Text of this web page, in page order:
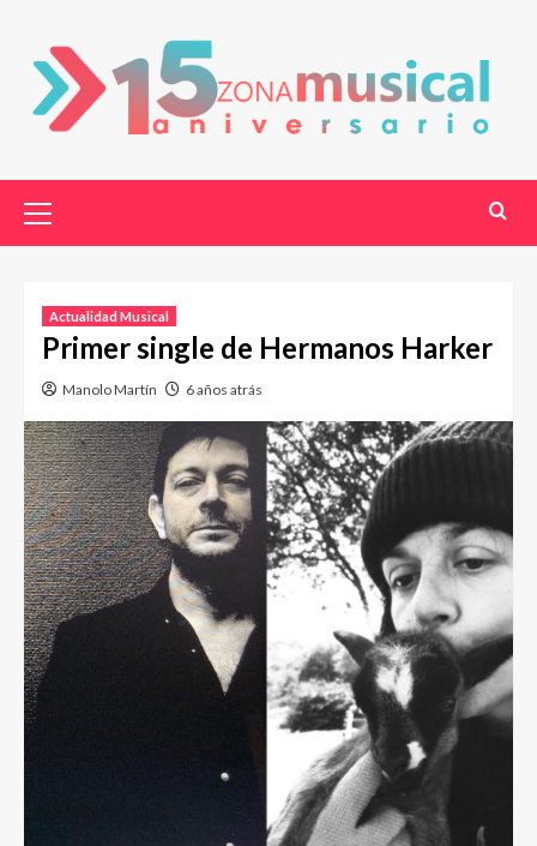
Actualidad Musical
Primer single de Hermanos Harker
Manolo Martín 6 años atrás